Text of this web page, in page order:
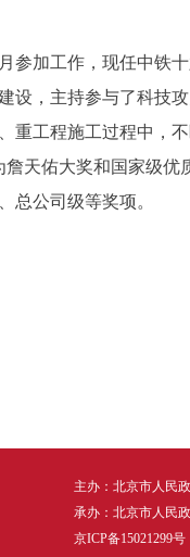
参加工作，现任中
设，主持参与了科技
重工程施工过程中，
天佑大奖和国家级
总公司级等奖项。
主办：北京市人民
承办：北京市人民
京ICP备15021299号